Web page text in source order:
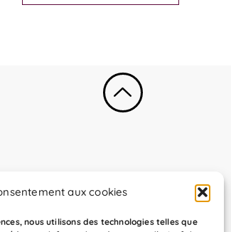
aux cookies
nous utilisons des technologies telles que